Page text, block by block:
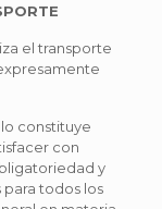
el transporte
lo constituye
con
y
todos los